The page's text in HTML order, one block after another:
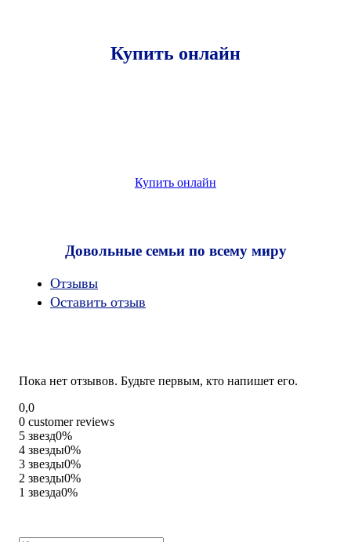
Купить онлайн
Купить онлайн
Довольные семьи по всему миру
Oтзывы
Оставить отзыв
Пока нет отзывов. Будьте первым, кто напишет его.
Rated
0,0
out
of
5
0,0
0 customer reviews
5 звезд0%
4 звезды0%
3 звезды0%
2 звезды0%
1 звезда0%